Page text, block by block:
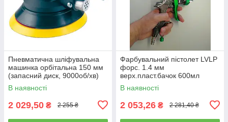
Пневматична шліфувальна
машинка орбітальна 150 мм
(запасний диск, 9000об/хв)
AIRKRAFT AT-980-6V
В наявності
2 029,50 ₴ 2 255 ₴
Фарбувальний пістолет LVLP
форс. 1.4 мм
верх.пласт.бачок 600мл
AUARITA L-897-1.4
В наявності
2 053,26 ₴ 2 281,40 ₴